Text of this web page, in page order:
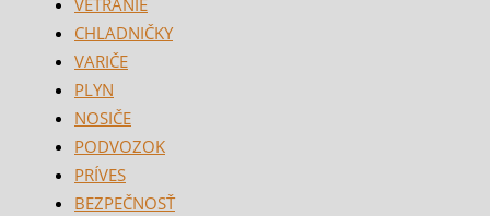
VETRANIE
CHLADNIČKY
VARIČE
PLYN
NOSIČE
PODVOZOK
PRÍVES
BEZPEČNOSŤ